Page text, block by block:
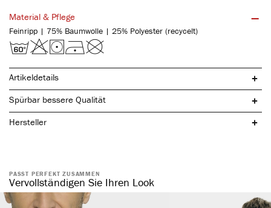
Material & Pflege
Feinripp | 75% Baumwolle | 25% Polyester (recycelt)
Artikeldetails
mit Eingriff
hochwertige Bundabschlüsse
Spürbar bessere Qualität
Hersteller
PASST PERFEKT ZUSAMMEN
Vervollständigen Sie Ihren Look